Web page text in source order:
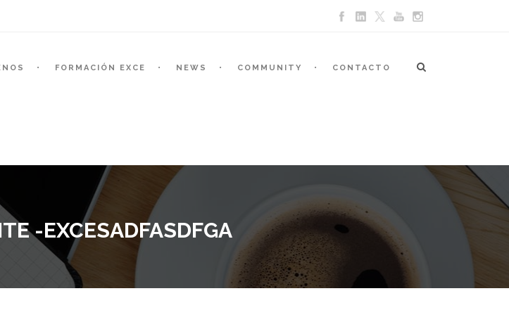
FORMACIÓN EXCE NEWS COMMUNITY CONTACTO
-EXCESADFASDFGA